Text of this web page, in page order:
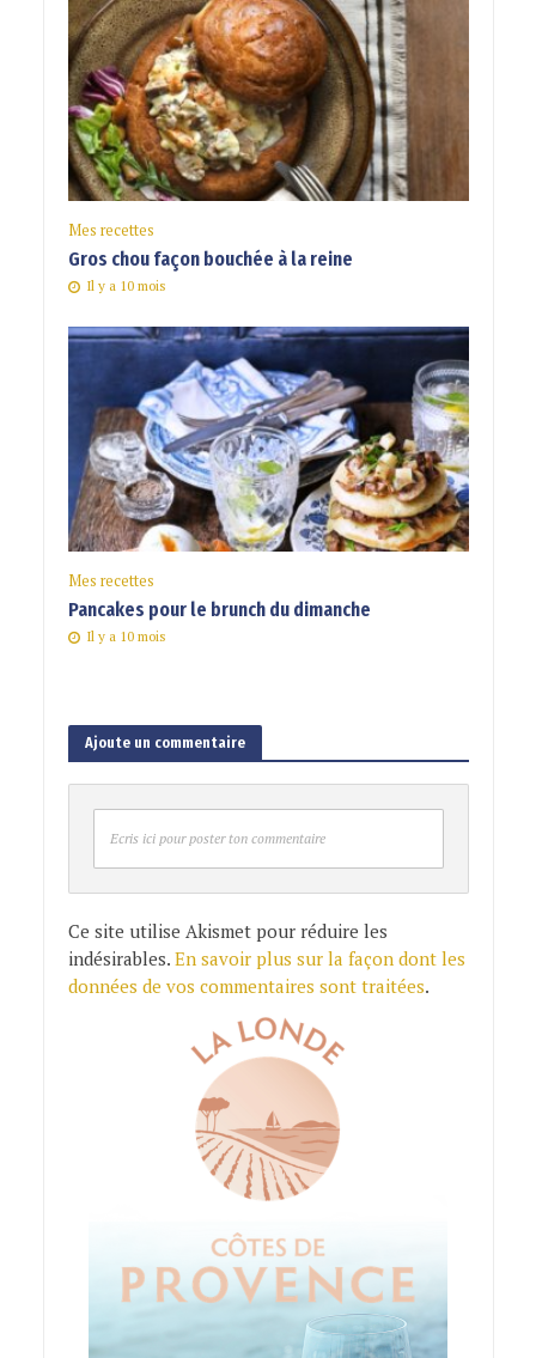
Mes recettes
Gros chou façon bouchée à la reine
Il y a 10 mois
Mes recettes
Pancakes pour le brunch du dimanche
Il y a 10 mois
Ajoute un commentaire
Ecris ici pour poster ton commentaire
Ce site utilise Akismet pour réduire les
indésirables. En savoir plus sur la façon dont les
données de vos commentaires sont traitées.